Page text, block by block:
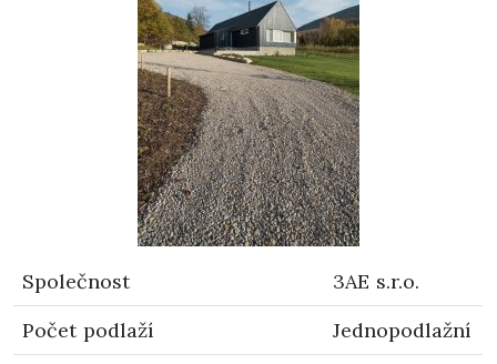
Společnost
3AE s.r.o.
Počet podlaží
Jednopodlažní